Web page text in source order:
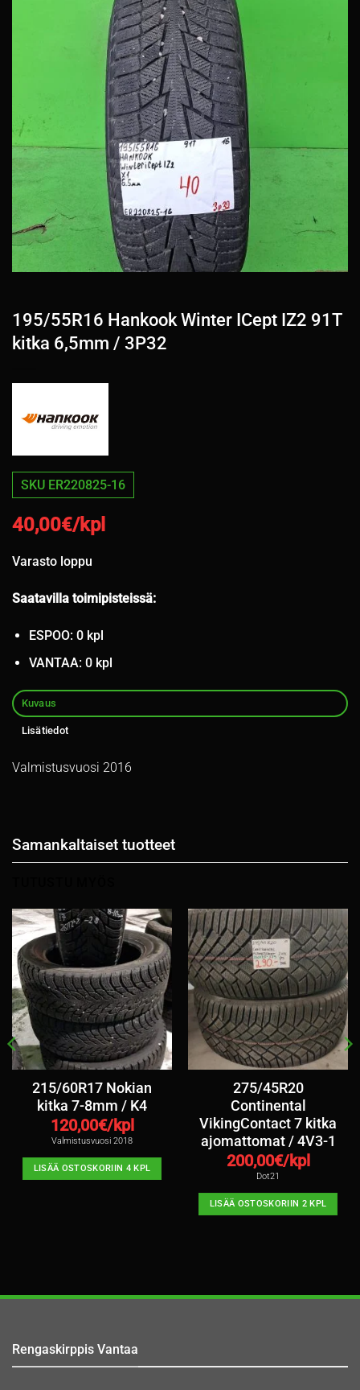
195/55R16 Hankook Winter ICept IZ2 91T
kitka 6,5mm / 3P32
SKU ER220825-16
40,00€/kpl
Varasto loppu
Saatavilla toimipisteissä:
ESPOO: 0 kpl
VANTAA: 0 kpl
Kuvaus
Lisätiedot
Valmistusvuosi 2016
Samankaltaiset tuotteet
215/60R17 Nokian
kitka 7-8mm / K4
120,00€/kpl
Valmistusvuosi 2018
LISÄÄ OSTOSKORIIN 4 KPL
275/45R20
Continental
VikingContact 7 kitka
ajomattomat / 4V3-1
200,00€/kpl
Dot21
LISÄÄ OSTOSKORIIN 2 KPL
Rengaskirppis Vantaa